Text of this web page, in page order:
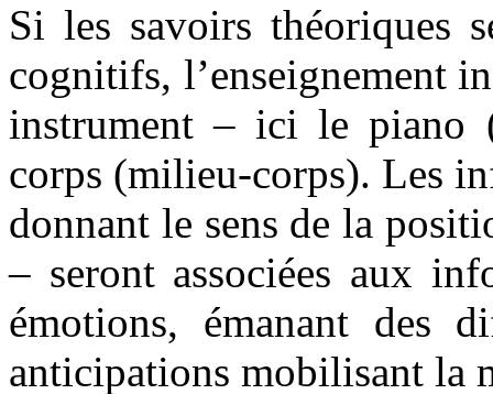
Si les savoirs théoriques
cognitifs, l’enseignement
instrument – ici le piano
corps (milieu-corps). Les
donnant le sens de la
– seront associées aux
émotions, émanant des
anticipations mobilisant la